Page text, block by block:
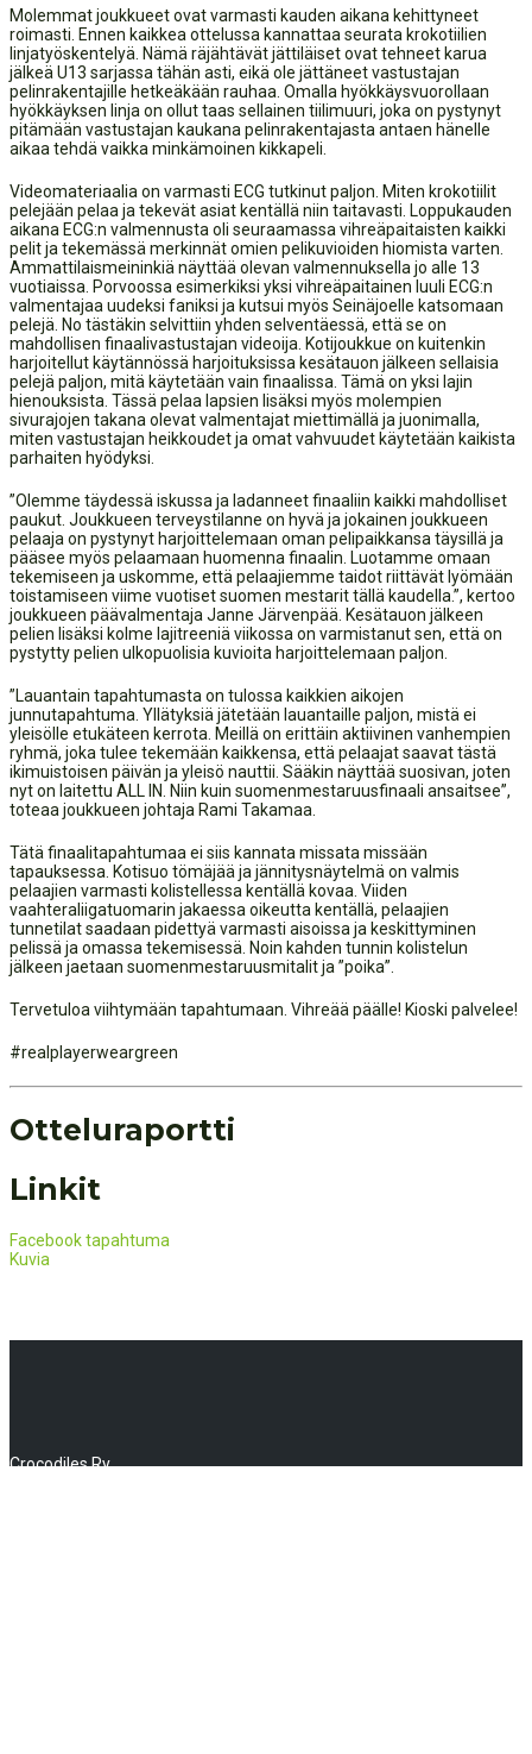
Molemmat joukkueet ovat varmasti kauden aikana kehittyneet
roimasti. Ennen kaikkea ottelussa kannattaa seurata krokotiilien
linjatyöskentelyä. Nämä räjähtävät jättiläiset ovat tehneet karua
jälkeä U13 sarjassa tähän asti, eikä ole jättäneet vastustajan
pelinrakentajille hetkeäkään rauhaa. Omalla hyökkäysvuorollaan
hyökkäyksen linja on ollut taas sellainen tiilimuuri, joka on pystynyt
pitämään vastustajan kaukana pelinrakentajasta antaen hänelle
aikaa tehdä vaikka minkämoinen kikkapeli.
Videomateriaalia on varmasti ECG tutkinut paljon. Miten krokotiilit
pelejään pelaa ja tekevät asiat kentällä niin taitavasti. Loppukauden
aikana ECG:n valmennusta oli seuraamassa vihreäpaitaisten kaikki
pelit ja tekemässä merkinnät omien pelikuvioiden hiomista varten.
Ammattilaismeininkiä näyttää olevan valmennuksella jo alle 13
vuotiaissa. Porvoossa esimerkiksi yksi vihreäpaitainen luuli ECG:n
valmentajaa uudeksi faniksi ja kutsui myös Seinäjoelle katsomaan
pelejä. No tästäkin selvittiin yhden selventäessä, että se on
mahdollisen finaalivastustajan videoija. Kotijoukkue on kuitenkin
harjoitellut käytännössä harjoituksissa kesätauon jälkeen sellaisia
pelejä paljon, mitä käytetään vain finaalissa. Tämä on yksi lajin
hienouksista. Tässä pelaa lapsien lisäksi myös molempien
sivurajojen takana olevat valmentajat miettimällä ja juonimalla,
miten vastustajan heikkoudet ja omat vahvuudet käytetään kaikista
parhaiten hyödyksi.
”Olemme täydessä iskussa ja ladanneet finaaliin kaikki mahdolliset
paukut. Joukkueen terveystilanne on hyvä ja jokainen joukkueen
pelaaja on pystynyt harjoittelemaan oman pelipaikkansa täysillä ja
pääsee myös pelaamaan huomenna finaalin. Luotamme omaan
tekemiseen ja uskomme, että pelaajiemme taidot riittävät lyömään
toistamiseen viime vuotiset suomen mestarit tällä kaudella.”, kertoo
joukkueen päävalmentaja Janne Järvenpää. Kesätauon jälkeen
pelien lisäksi kolme lajitreeniä viikossa on varmistanut sen, että on
pystytty pelien ulkopuolisia kuvioita harjoittelemaan paljon.
”Lauantain tapahtumasta on tulossa kaikkien aikojen
junnutapahtuma. Yllätyksiä jätetään lauantaille paljon, mistä ei
yleisölle etukäteen kerrota. Meillä on erittäin aktiivinen vanhempien
ryhmä, joka tulee tekemään kaikkensa, että pelaajat saavat tästä
ikimuistoisen päivän ja yleisö nauttii. Sääkin näyttää suosivan, joten
nyt on laitettu ALL IN. Niin kuin suomenmestaruusfinaali ansaitsee”,
toteaa joukkueen johtaja Rami Takamaa.
Tätä finaalitapahtumaa ei siis kannata missata missään
tapauksessa. Kotisuo tömäjää ja jännitysnäytelmä on valmis
pelaajien varmasti kolistellessa kentällä kovaa. Viiden
vaahteraliigatuomarin jakaessa oikeutta kentällä, pelaajien
tunnetilat saadaan pidettyä varmasti aisoissa ja keskittyminen
pelissä ja omassa tekemisessä. Noin kahden tunnin kolistelun
jälkeen jaetaan suomenmestaruusmitalit ja ”poika”.
Tervetuloa viihtymään tapahtumaan. Vihreää päälle! Kioski palvelee!
#realplayerweargreen
Otteluraportti
Linkit
Facebook tapahtuma
Kuvia
Crocodiles Ry